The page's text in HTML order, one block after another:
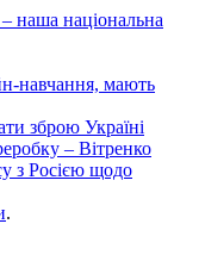
наша національна
навчання, мають
зброю Україні
– Вітренко
з Росією щодо
.